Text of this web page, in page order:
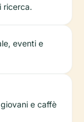
ricerca.
eventi e
e caffè